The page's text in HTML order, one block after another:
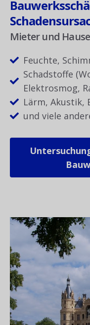
Mieter und
Feuchte,
Schadstoffe
Elektrosmog,
Lärm, Akustik,
und viele